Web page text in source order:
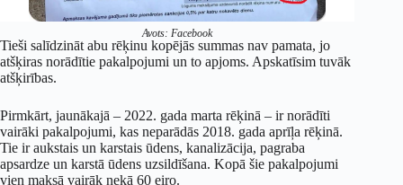
Avots: Facebook
Tieši salīdzināt abu rēķinu kopējās summas nav pamata, jo
atšķiras norādītie pakalpojumi un to apjoms. Apskatīsim tuvāk
atšķirības.
Pirmkārt, jaunākajā – 2022. gada marta rēķinā – ir norādīti
vairāki pakalpojumi, kas neparādās 2018. gada aprīļa rēķinā.
Tie ir aukstais un karstais ūdens, kanalizācija, pagraba
apsardze un karstā ūdens uzsildīšana. Kopā šie pakalpojumi
vien maksā vairāk nekā 60 eiro.